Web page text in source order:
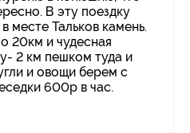
В эту поездку
месте Тальков камень.
20км и чудесная
2 км пешком туда и
и овощи берем с
600р в час.